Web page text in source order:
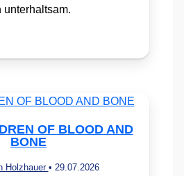
OF BLOOD AND
BONE
Holzhauer• 29.07.2026